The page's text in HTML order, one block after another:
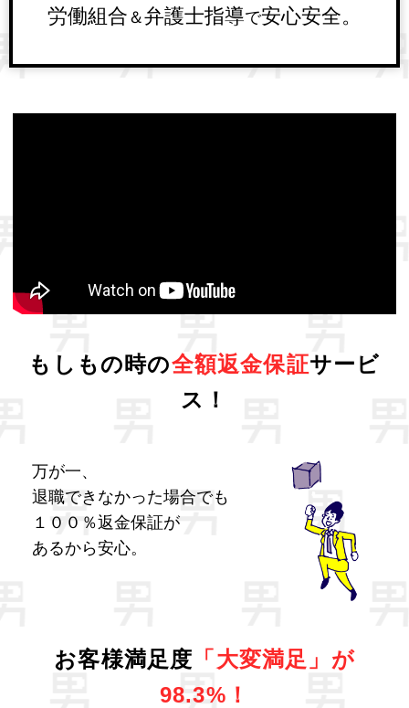
労働組合＆弁護士指導で安心安全。
もしもの時の全額返金保証サービ
ス！
万が一、
退職できなかった場合でも
１００％返金保証が
あるから安心。
お客様満足度 「大変満足」が
98.3%！